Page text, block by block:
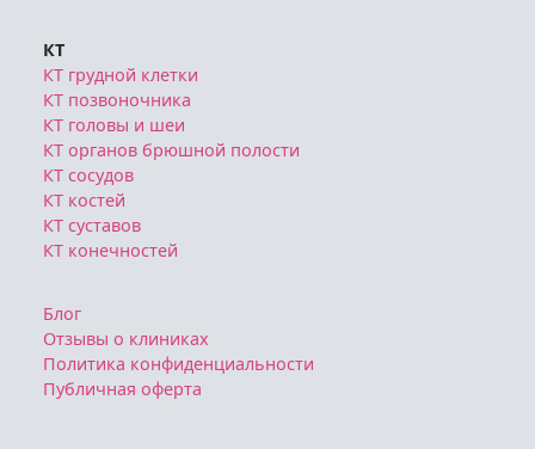
КТ
КТ грудной клетки
КТ позвоночника
КТ головы и шеи
КТ органов брюшной полости
КТ сосудов
КТ костей
КТ суставов
КТ конечностей
Блог
Отзывы о клиниках
Политика конфиденциальности
Публичная оферта